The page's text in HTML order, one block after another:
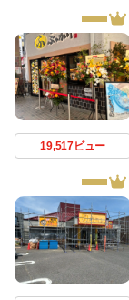
19,517ビュー